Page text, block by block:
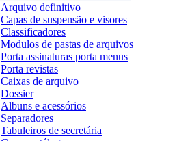
Arquivo definitivo
Capas de suspensão e visores
Classificadores
Modulos de pastas de arquivos
Porta assinaturas porta menus
Porta revistas
Caixas de arquivo
Dossier
Albuns e acessórios
Separadores
Tabuleiros de secretária